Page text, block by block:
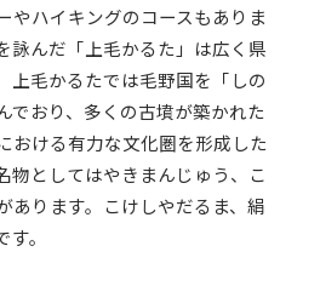
やハイキングのコースもありま
詠んだ「上毛かるた」は広く県
上毛かるたでは毛野国を「しの
でおり、多くの古墳が築かれた
おける有力な文化圏を形成した
物としてはやきまんじゅう、こ
あります。こけしやだるま、絹
。